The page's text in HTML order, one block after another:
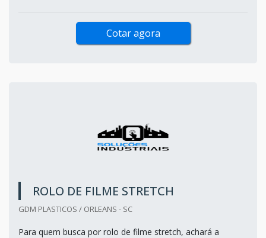
Cotar agora
ROLO DE FILME STRETCH
GDM PLASTICOS / ORLEANS - SC
Para quem busca por rolo de filme stretch, achará a